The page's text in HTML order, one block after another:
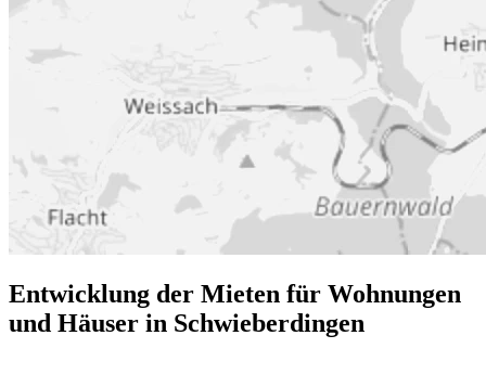
Entwicklung der Mieten für Wohnungen
und Häuser in Schwieberdingen